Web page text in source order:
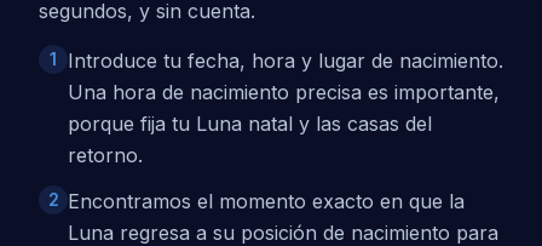
segundos, y sin cuenta.
1
Introduce tu fecha, hora y lugar de nacimiento.
Una hora de nacimiento precisa es importante,
porque fija tu Luna natal y las casas del
retorno.
2 Encontramos el momento exacto en que la
Luna regresa a su posición de nacimiento para